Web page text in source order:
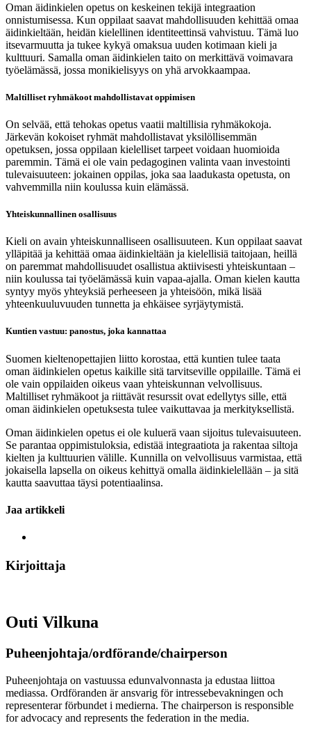
Oman äidinkielen opetus on keskeinen tekijä integraation
onnistumisessa. Kun oppilaat saavat mahdollisuuden kehittää omaa
äidinkieltään, heidän kielellinen identiteettinsä vahvistuu. Tämä luo
itsevarmuutta ja tukee kykyä omaksua uuden kotimaan kieli ja
kulttuuri. Samalla oman äidinkielen taito on merkittävä voimavara
työelämässä, jossa monikielisyys on yhä arvokkaampaa.
Maltilliset ryhmäkoot mahdollistavat oppimisen
On selvää, että tehokas opetus vaatii maltillisia ryhmäkokoja.
Järkevän kokoiset ryhmät mahdollistavat yksilöllisemmän
opetuksen, jossa oppilaan kielelliset tarpeet voidaan huomioida
paremmin. Tämä ei ole vain pedagoginen valinta vaan investointi
tulevaisuuteen: jokainen oppilas, joka saa laadukasta opetusta, on
vahvemmilla niin koulussa kuin elämässä.
Yhteiskunnallinen osallisuus
Kieli on avain yhteiskunnalliseen osallisuuteen. Kun oppilaat saavat
ylläpitää ja kehittää omaa äidinkieltään ja kielellisiä taitojaan, heillä
on paremmat mahdollisuudet osallistua aktiivisesti yhteiskuntaan –
niin koulussa tai työelämässä kuin vapaa-ajalla. Oman kielen kautta
syntyy myös yhteyksiä perheeseen ja yhteisöön, mikä lisää
yhteenkuuluvuuden tunnetta ja ehkäisee syrjäytymistä.
Kuntien vastuu: panostus, joka kannattaa
Suomen kieltenopettajien liitto korostaa, että kuntien tulee taata
oman äidinkielen opetus kaikille sitä tarvitseville oppilaille. Tämä ei
ole vain oppilaiden oikeus vaan yhteiskunnan velvollisuus.
Maltilliset ryhmäkoot ja riittävät resurssit ovat edellytys sille, että
oman äidinkielen opetuksesta tulee vaikuttavaa ja merkityksellistä.
Oman äidinkielen opetus ei ole kuluerä vaan sijoitus tulevaisuuteen.
Se parantaa oppimistuloksia, edistää integraatiota ja rakentaa siltoja
kielten ja kulttuurien välille. Kunnilla on velvollisuus varmistaa, että
jokaisella lapsella on oikeus kehittyä omalla äidinkielellään – ja sitä
kautta saavuttaa täysi potentiaalinsa.
Jaa artikkeli
Kirjoittaja
Outi Vilkuna
Puheenjohtaja/ordförande/chairperson
Puheenjohtaja on vastuussa edunvalvonnasta ja edustaa liittoa
mediassa. Ordföranden är ansvarig för intressebevakningen och
representerar förbundet i medierna. The chairperson is responsible
for advocacy and represents the federation in the media.